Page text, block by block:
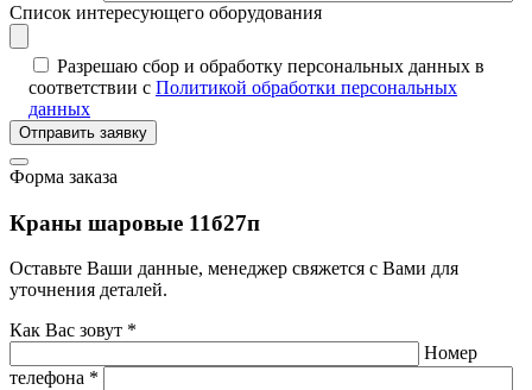
Список интересующего оборудования
Разрешаю сбор и обработку персональных данных в
соответствии с Политикой обработки персональных
данных
Отправить заявку
Форма заказа
Краны шаровые 11б27п
Оставьте Ваши данные, менеджер свяжется с Вами для
уточнения деталей.
Как Вас зовут *
Номер
телефона *